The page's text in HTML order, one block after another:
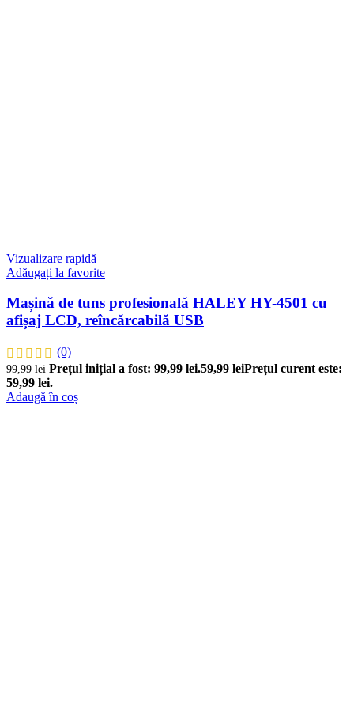
Vizualizare rapidă
Adăugați la favorite
Mașină de tuns profesională HALEY HY-4501 cu
afișaj LCD, reîncărcabilă USB
(0)
99,99lei Prețul inițial a fost: 99,99 lei.59,99 leiPrețul curent este:
59,99 lei.
Adaugă în coș